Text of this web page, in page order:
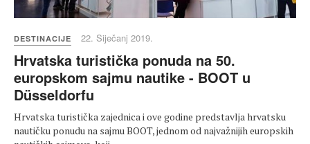
DESTINACIJE 22. Siječanj 2019.
Hrvatska turistička ponuda na 50.
europskom sajmu nautike - BOOT u
Düsseldorfu
Hrvatska turistička zajednica i ove godine predstavlja hrvatsku
nautičku ponudu na sajmu BOOT, jednom od najvažnijih europskih